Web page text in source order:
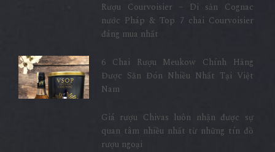
Rượu Courvoisier – Di sản Cognac
nước Pháp & Top 7 chai Courvoisier
đáng mua nhất
6 Chai Rượu Meukow Chính Hãng
Được Săn Đón Nhiều Nhất Tại Việt
Nam
Giá rượu Chivas luôn nhận được sự
quan tâm nhiều nhất từ những tín đồ
rượu ngoại